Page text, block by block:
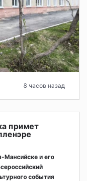
8 часов назад
примет
Мансийске и его
события